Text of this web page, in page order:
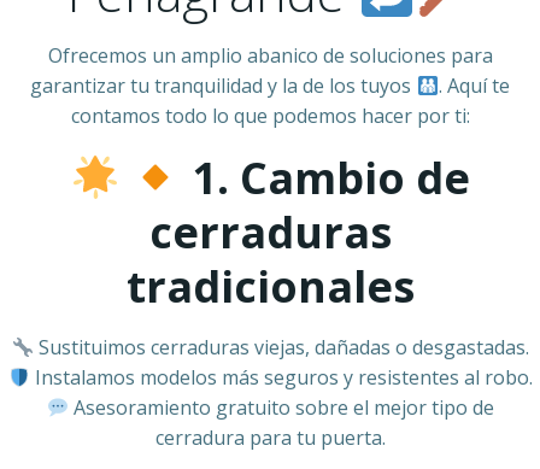
Ofrecemos un amplio abanico de soluciones para
garantizar tu tranquilidad y la de los tuyos
. Aquí te
contamos todo lo que podemos hacer por ti:
1. Cambio de
cerraduras
tradicionales
Sustituimos cerraduras viejas, dañadas o desgastadas.
Instalamos modelos más seguros y resistentes al robo.
Asesoramiento gratuito sobre el mejor tipo de
cerradura para tu puerta.